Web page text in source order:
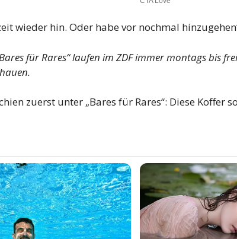
wieder hin. Oder habe vor nochmal
für Rares“ laufen im ZDFimmer montags bis
zuerst unter „Bares für Rares“: Diese